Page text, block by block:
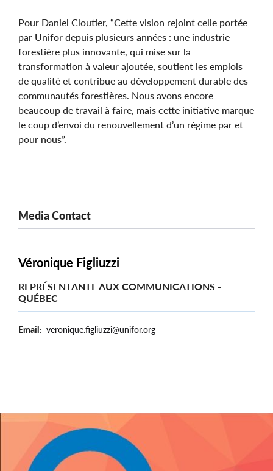
Pour Daniel Cloutier, “Cette vision rejoint celle portée
par Unifor depuis plusieurs années : une industrie
forestière plus innovante, qui mise sur la
transformation à valeur ajoutée, soutient les emplois
de qualité et contribue au développement durable des
communautés forestières. Nous avons encore
beaucoup de travail à faire, mais cette initiative marque
le coup d’envoi du renouvellement d’un régime par et
pour nous”.
Media Contact
Véronique Figliuzzi
REPRÉSENTANTE AUX COMMUNICATIONS -
QUÉBEC
Email veronique.figliuzzi@unifor.org